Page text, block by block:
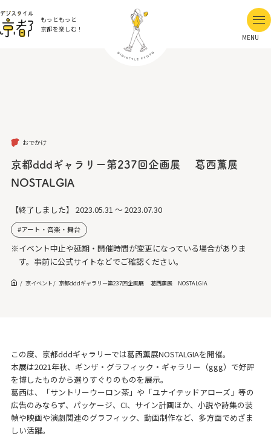
もっともっと
京都を楽しむ！
MENU
おでかけ
京都dddギャラリー第237回企画展 葛西薫展
NOSTALGIA
【終了しました】 2023.05.31 ～ 2023.07.30
アート・音楽・舞台
※イベント中止や延期・開催時間が変更になっている場合がありま
す。事前に公式サイトなどでご確認ください。
京イベント 京都dddギャラリー第237回企画展 葛西薫展 NOSTALGIA
この度、京都dddギャラリーでは葛西薫展NOSTALGIAを開催。
本展は2021年秋、ギンザ・グラフィック・ギャラリー（ggg）で好評
を博したものから選りすぐりのものを展示。
葛西は、「サントリーウーロン茶」や「ユナイテッドアローズ」等の
広告のみならず、パッケージ、CI、サイン計画ほか、小説や詩集の装
幀や映画や演劇関連のグラフィック、動画制作など、多方面でめざま
しい活躍。